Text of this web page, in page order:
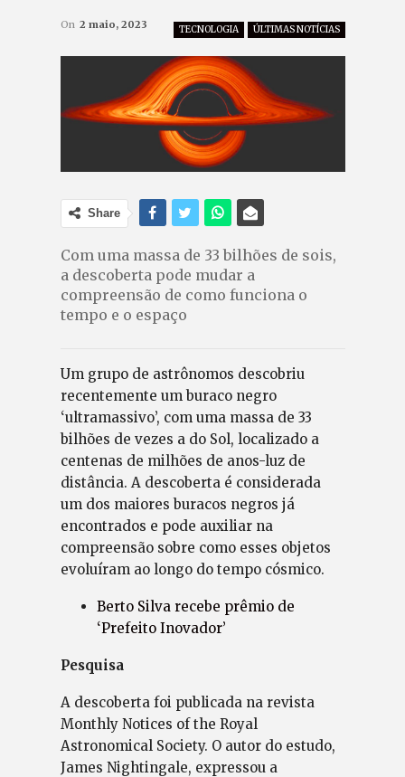
TECNOLOGIA ÚLTIMAS NOTÍCIAS
On 2 maio, 2023
Share
Com uma massa de 33 bilhões de sois,
a descoberta pode mudar a
compreensão de como funciona o
tempo e o espaço
Um grupo de astrônomos descobriu
recentemente um buraco negro
‘ultramassivo’, com uma massa de 33
bilhões de vezes a do Sol, localizado a
centenas de milhões de anos-luz de
distância. A descoberta é considerada
um dos maiores buracos negros já
encontrados e pode auxiliar na
compreensão sobre como esses objetos
evoluíram ao longo do tempo cósmico.
Berto Silva recebe prêmio de
‘Prefeito Inovador’
Pesquisa
A descoberta foi publicada na revista
Monthly Notices of the Royal
Astronomical Society. O autor do estudo,
James Nightingale, expressou a